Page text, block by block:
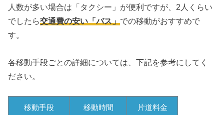
人数が多い場合は「タクシー」が便利ですが、2人くらい
でしたら交通費の安い「バス」での移動がおすすめで
す。
各移動手段ごとの詳細については、下記を参考にしてく
ださい。
移動手段 移動時間 片道料金